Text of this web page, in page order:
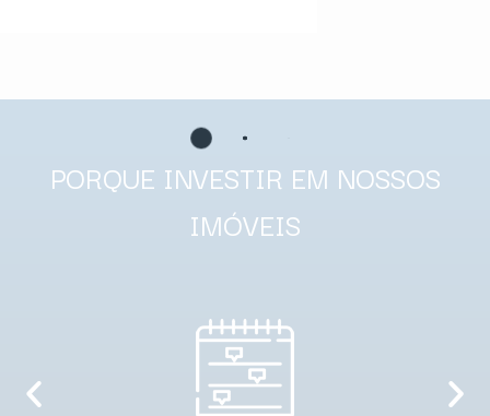
PORQUE INVESTIR EM NOSSOS
IMÓVEIS